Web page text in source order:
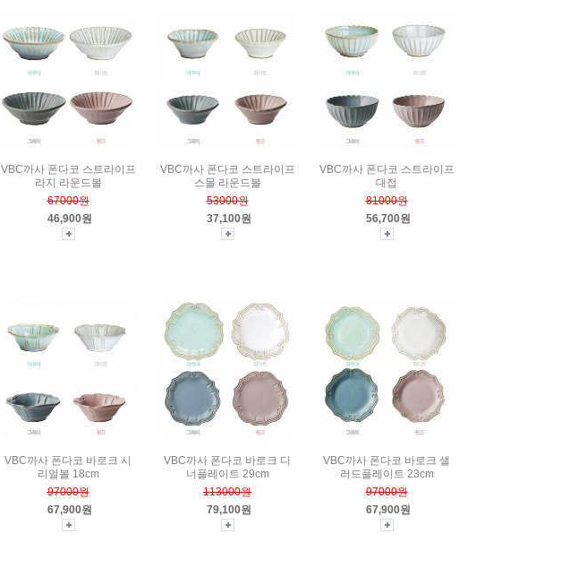
VBC까사 폰다코 스트라이프
라지 라운드볼
67000원
46,900원
VBC까사 폰다코 스트라이프
스몰 라운드볼
53000원
37,100원
VBC까사 폰다코 스트라이프
대접
81000원
56,700원
VBC까사 폰다코 바로크 시
리얼볼 18cm
97000원
67,900원
VBC까사 폰다코 바로크 디
너플레이트 29cm
113000원
79,100원
VBC까사 폰다코 바로크 샐
러드플레이트 23cm
97000원
67,900원